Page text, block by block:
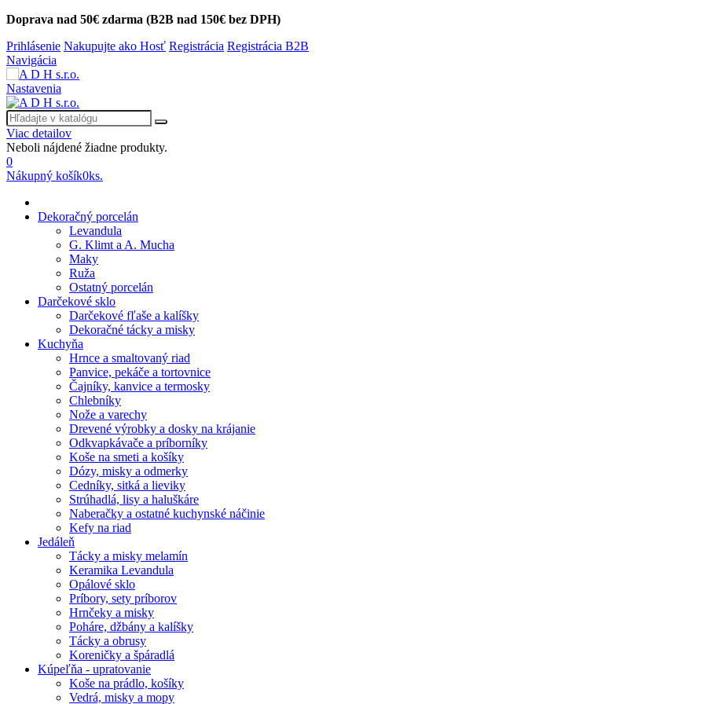
Doprava nad 50€ zdarma (B2B nad 150€ bez DPH)
Prihlásenie Nakupujte ako Hosť Registrácia Registrácia B2B
Navigácia
Nastavenia
Viac detailov
Neboli nájdené žiadne produkty.
0
Nákupný košík0ks.
Dekoračný porcelán
Levandula
G. Klimt a A. Mucha
Maky
Ruža
Ostatný porcelán
Darčekové sklo
Darčekové fľaše a kalíšky
Dekoračné tácky a misky
Kuchyňa
Hrnce a smaltovaný riad
Panvice, pekáče a tortovnice
Čajníky, kanvice a termosky
Chlebníky
Nože a varechy
Drevené výrobky a dosky na krájanie
Odkvapkávače a príborníky
Koše na smeti a košíky
Dózy, misky a odmerky
Cedníky, sitká a lieviky
Strúhadlá, lisy a haluškáre
Naberačky a ostatné kuchynské náčinie
Kefy na riad
Jedáleň
Tácky a misky melamín
Keramika Levandula
Opálové sklo
Príbory, sety príborov
Hrnčeky a misky
Poháre, džbány a kalíšky
Tácky a obrusy
Koreničky a špáradlá
Kúpeľňa - upratovanie
Koše na prádlo, košíky
Vedrá, misky a mopy